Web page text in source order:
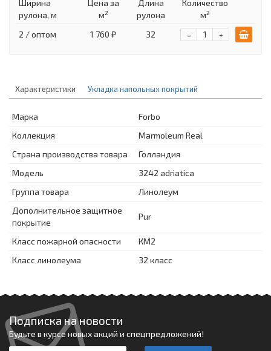
Ширина
рулона, м
Цена за
м2
Длина
рулона
Количество
м2
2 / оптом 1 760 ₽ 32 +
-
Характеристики Укладка напольных покрытий
Марка
Forbo
Коллекция
Marmoleum Real
Страна производства товара
Голландия
Модель
3242 adriatica
Группа товара
Линолеум
Дополнительное защитное
покрытие
Pur
Класс пожарной опасности
КМ2
Класс линолеума
32 класс
Подписка на новости
Будьте в курсе новых акций и спецпредложений!